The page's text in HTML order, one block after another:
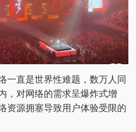
一直是世界性难题，数万人同
，对网络的需求呈爆炸式增
资源拥塞导致用户体验受限的